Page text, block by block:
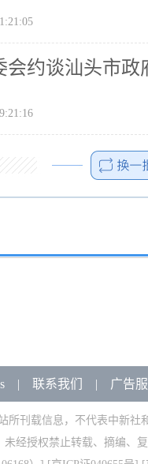
会约谈汕头市政
| 联系我们 | 广告
所刊载信息，不代表中新社
未经授权禁止转载、摘编、